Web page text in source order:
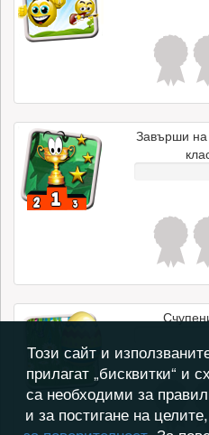
Завърши на
Този сайт и
прилагат „бисквитки“ и
са необходими за
и за постигане на